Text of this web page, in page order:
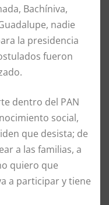
Bachíniva,
nadie
la presidencia
fueron
dentro del PAN
social,
que desista; de
a las familias, a
quiero que
a participar y tiene